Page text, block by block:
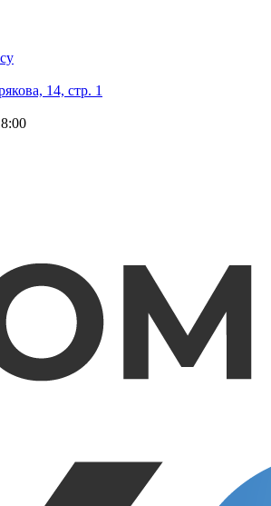
14, стр. 1